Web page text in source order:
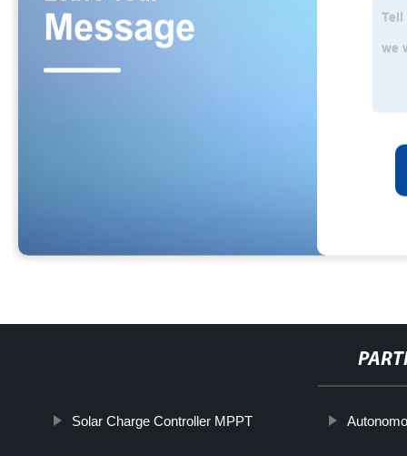
Solar Charge Controller MPPT